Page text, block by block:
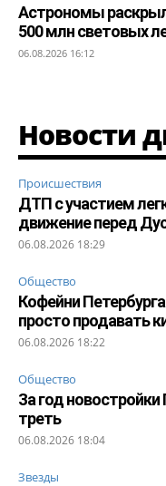
Астрономы
500 млн световых
06.08.2026 16:12
Новости
Происшествия
ДТП с участием
движение перед
06.08.2026 18:29
Общество
Кофейни
просто продавать
06.08.2026 18:22
Общество
За год новостройки
треть
06.08.2026 18:04
Звезды